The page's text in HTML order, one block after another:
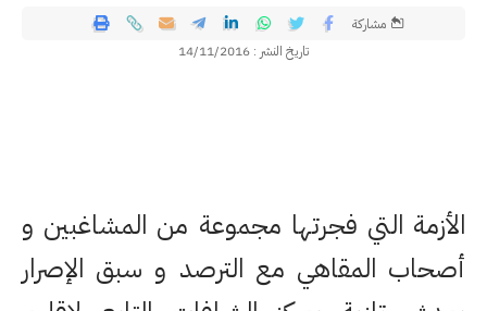
تاريخ النشر : 14/11/2016
مشاركة
الأزمة التي فجرتها مجموعة من المشاغبين و
أصحاب المقاهي مع الترصد و سبق الإصرار